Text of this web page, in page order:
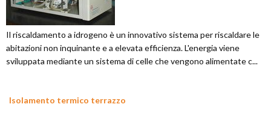
Il riscaldamento a idrogeno è un innovativo sistema per riscaldare le
abitazioni non inquinante e a elevata efficienza. L'energia viene
sviluppata mediante un sistema di celle che vengono alimentate c...
Isolamento termico terrazzo